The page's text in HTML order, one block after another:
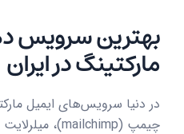
بهترین سرویس
مارکتینگ در ایران
در دنیا سرویس‌های ایمیل